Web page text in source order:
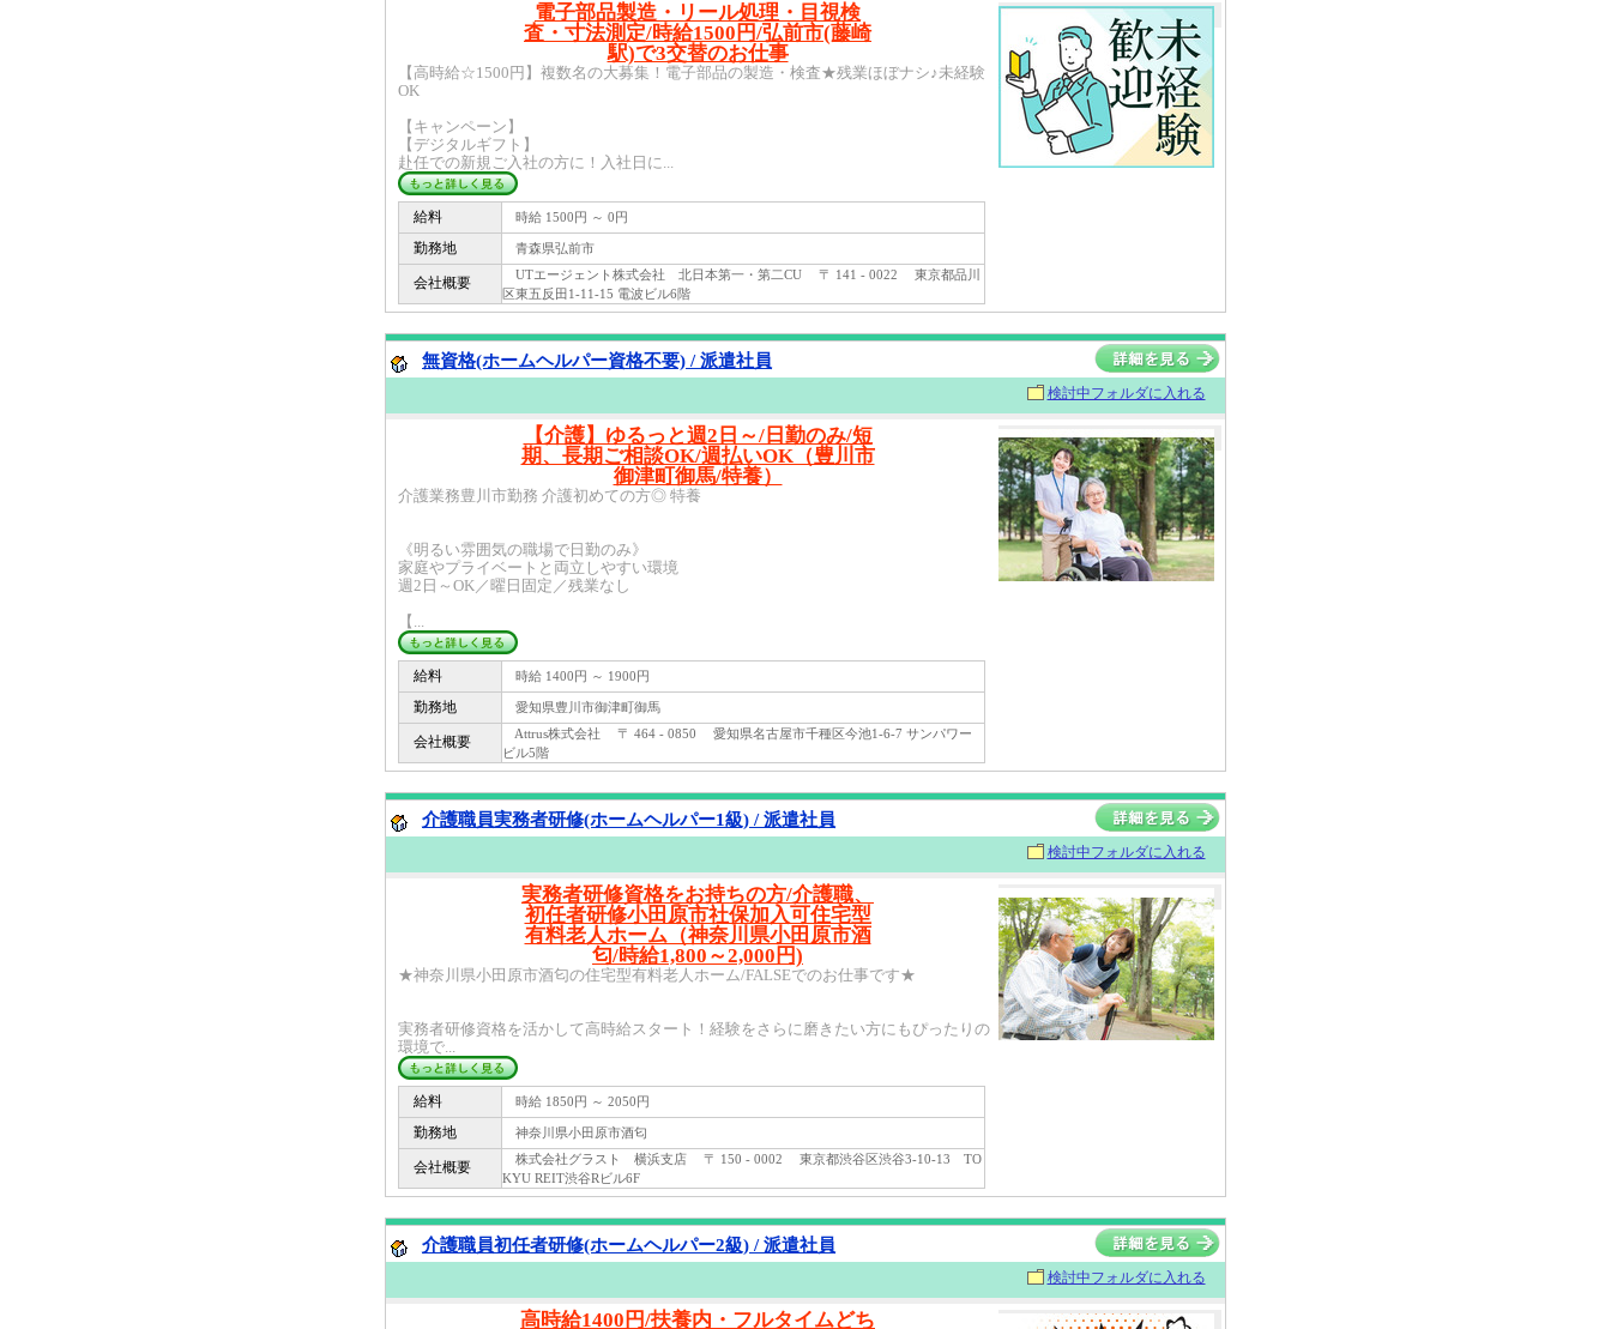
電子部品製造・リール処理・目視検
査・寸法測定/時給1500円/弘前市(藤崎
駅)で3交替のお仕事
【高時給☆1500円】複数名の大募集！電子部品の製造・検査★残業ほぼナシ♪未経験
OK
【キャンペーン】
【デジタルギフト】
赴任での新規ご入社の方に！入社日に...
給料 時給 1500円 ～ 0円
勤務地 青森県弘前市
会社概要
UTエージェント株式会社 北日本第一・第二CU 〒 141 - 0022 東京都品川
区東五反田1-11-15 電波ビル6階
無資格(ホームヘルパー資格不要) / 派遣社員
検討中フォルダに入れる
【介護】ゆるっと週2日～/日勤のみ/短
期、長期ご相談OK/週払いOK（豊川市
御津町御馬/特養）
介護業務豊川市勤務 介護初めての方◎ 特養
《明るい雰囲気の職場で日勤のみ》
家庭やプライベートと両立しやすい環境
週2日～OK／曜日固定／残業なし
【...
給料 時給 1400円 ～ 1900円
勤務地 愛知県豊川市御津町御馬
会社概要
Attrus株式会社 〒 464 - 0850 愛知県名古屋市千種区今池1-6-7 サンパワー
ビル5階
介護職員実務者研修(ホームヘルパー1級) / 派遣社員
検討中フォルダに入れる
実務者研修資格をお持ちの方/介護職、
初任者研修小田原市社保加入可住宅型
有料老人ホーム（神奈川県小田原市酒
匂/時給1,800～2,000円)
★神奈川県小田原市酒匂の住宅型有料老人ホーム/FALSEでのお仕事です★
実務者研修資格を活かして高時給スタート！経験をさらに磨きたい方にもぴったりの
環境で...
給料 時給 1850円 ～ 2050円
勤務地 神奈川県小田原市酒匂
会社概要
株式会社グラスト 横浜支店 〒 150 - 0002 東京都渋谷区渋谷3-10-13 TO
KYU REIT渋谷Rビル6F
介護職員初任者研修(ホームヘルパー2級) / 派遣社員
検討中フォルダに入れる
高時給1400円/扶養内・フルタイムどち